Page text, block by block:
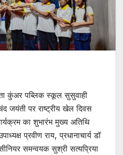
कुंअर पब्लिक स्कूल सुसुवाही
जयंती पर राष्ट्रीय खेल दिवस
का शुभारंभ मुख्य अतिथि
प्रवीण राय, प्रधानाचार्य डॉ
समन्वयक सुश्री सत्यप्रिया